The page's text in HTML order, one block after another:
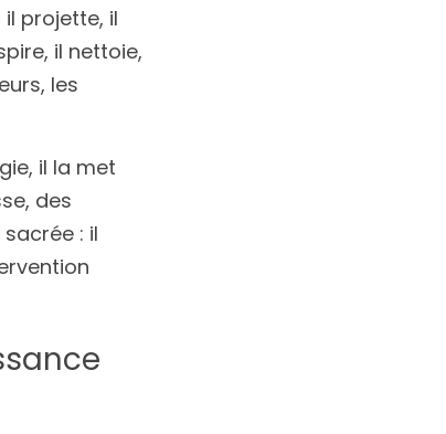
projette, il
il nettoie,
les
il la met
des
: il